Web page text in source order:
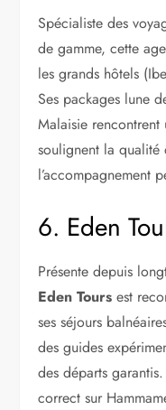
Spécialiste des
de gamme, cette
les grands hôtels
Ses packages lune
Malaisie rencontrent
soulignent la qualité
l’accompagnement
6. Eden
Présente depuis
Eden Tours est
ses séjours
des guides
des départs
correct sur